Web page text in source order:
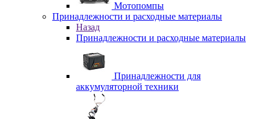
Мотопомпы
Принадлежности и расходные материалы
Назад
Принадлежности и расходные материалы
Принадлежности для
аккумуляторной техники